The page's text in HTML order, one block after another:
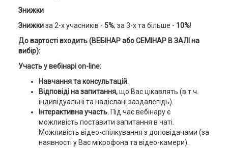
Знижки
Знижкиза 2-х учасників - 5%; за 3-х та більше - 10%!
До вартості входить (ВЕБІНАР або СЕМІНАР В ЗАЛІ на
вибір):
Участь у вебінарі on-line:
Навчання та консультацій.
Відповіді на запитання,що Вас цікавлять (в т.ч.
індивідуальні та надіслані заздалегідь).
Інтерактивна участь. Під час вебінару є
можливість поставити запитання в чаті.
Можливість відео-спілкування з доповідачами (за
наявності у Вас мікрофона та відео-камери).